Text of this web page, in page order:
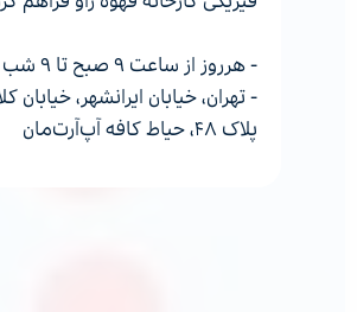
- هرروز از ساعت ۹ صبح تا ۹ شب
- تهران، خیابان ایرانشهر، خیابان
پلاک ۴۸، حیاط کافه آپ‌آرت‌مان